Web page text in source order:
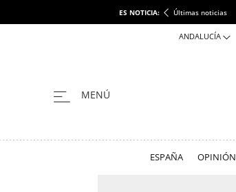
ES NOTICIA: Últimas noticias
ANDALUCÍA
ESPAÑA OPINIÓN